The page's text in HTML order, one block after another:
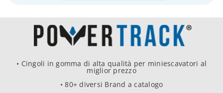
• Cingoli in gomma di alta qualità per miniescavatori al
miglior prezzo
• 80+ diversi Brand a catalogo